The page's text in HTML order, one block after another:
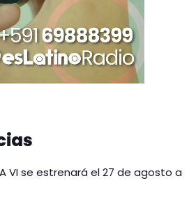
VI se estrenará el 27 de agosto a